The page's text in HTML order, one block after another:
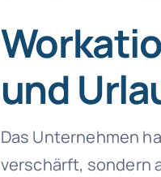
und
Das Unternehmen
verschärft, sondern